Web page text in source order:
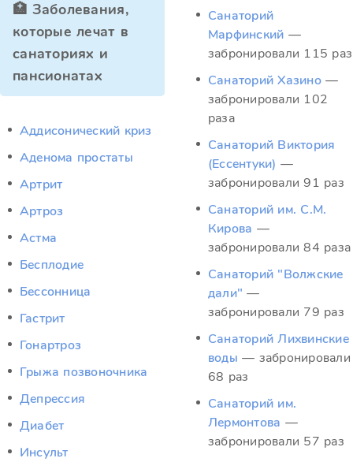
🏥 Заболевания,
которые лечат в
санаториях и
пансионатах
Аддисонический криз
Аденома простаты
Артрит
Артроз
Астма
Бесплодие
Бессонница
Гастрит
Гонартроз
Грыжа позвоночника
Депрессия
Диабет
Инсульт
Санаторий
Марфинский —
забронировали 115 раз
Санаторий Хазино —
забронировали 102
раза
Санаторий Виктория
(Ессентуки) —
забронировали 91 раз
Санаторий им. С.М.
Кирова —
забронировали 84 раза
Санаторий "Волжские
дали" —
забронировали 79 раз
Санаторий Лихвинские
воды — забронировали
68 раз
Санаторий им.
Лермонтова —
забронировали 57 раз